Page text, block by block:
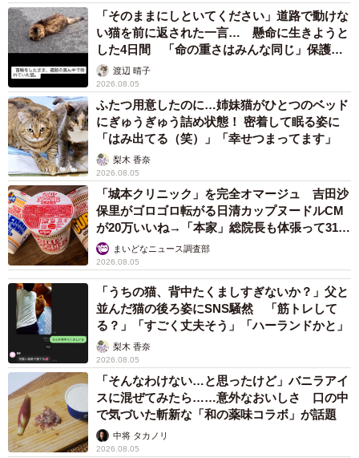
「そのままにしといてください」道路で動けな
い猫を前に返された一言… 懸命に生きようと
した4日間 「命の重さはみんな同じ」保護団
体代表の訴え
渡辺 晴子
2026.08.05
ふたつ用意したのに…姉妹猫がひとつのベッド
にぎゅうぎゅう詰め状態！ 密着して眠る姿に
「はみ出てる（笑）」「幸せつまってます」
梨木 香奈
2026.08.05
「城本クリニック」を完全オマージュ 吉田沙
保里がゴロゴロ転がる日清カップヌードルCM
が20万いいね→「本家」総院長も体張って31万
いいねまいどなニュース調査部
2026.08.05
「うちの猫、背中たくましすぎないか？」父と
並んだ猫の後ろ姿にSNS騒然 「筋トレして
る？」「すごく丈夫そう」「ハーランドかと」
梨木 香奈
2026.08.05
「そんなわけない…と思ったけど」バニラアイ
スに混ぜてみたら……意外なおいしさ 口の中
で気づいた斬新な「和の薬味コラボ」が話題
中将 タカノリ
2026.08.05